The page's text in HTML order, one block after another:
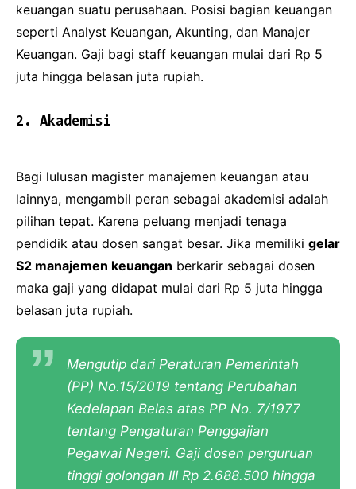
keuangan suatu perusahaan. Posisi bagian keuangan
seperti Analyst Keuangan, Akunting, dan Manajer
Keuangan. Gaji bagi staff keuangan mulai dari Rp 5
juta hingga belasan juta rupiah.
2. Akademisi
Bagi lulusan magister manajemen keuangan atau
lainnya, mengambil peran sebagai akademisi adalah
pilihan tepat. Karena peluang menjadi tenaga
pendidik atau dosen sangat besar. Jika memiliki gelar
S2 manajemen keuangan berkarir sebagai dosen
maka gaji yang didapat mulai dari Rp 5 juta hingga
belasan juta rupiah.
Mengutip dari Peraturan Pemerintah
(PP) No.15/2019 tentang Perubahan
Kedelapan Belas atas PP No. 7/1977
tentang Pengaturan Penggajian
Pegawai Negeri. Gaji dosen perguruan
tinggi golongan III Rp 2.688.500 hingga